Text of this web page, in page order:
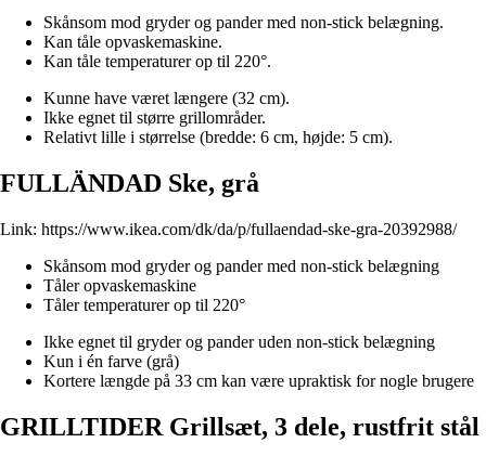
Skånsom mod gryder og pander med non-stick belægning.
Kan tåle opvaskemaskine.
Kan tåle temperaturer op til 220°.
Kunne have været længere (32 cm).
Ikke egnet til større grillområder.
Relativt lille i størrelse (bredde: 6 cm, højde: 5 cm).
FULLÄNDAD Ske, grå
Link: https://www.ikea.com/dk/da/p/fullaendad-ske-gra-20392988/
Skånsom mod gryder og pander med non-stick belægning
Tåler opvaskemaskine
Tåler temperaturer op til 220°
Ikke egnet til gryder og pander uden non-stick belægning
Kun i én farve (grå)
Kortere længde på 33 cm kan være upraktisk for nogle brugere
GRILLTIDER Grillsæt, 3 dele, rustfrit stål